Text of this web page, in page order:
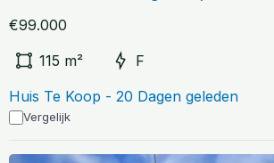
€99.000
115 m²
F
Huis Te Koop - 20 Dagen geleden
Vergelijk